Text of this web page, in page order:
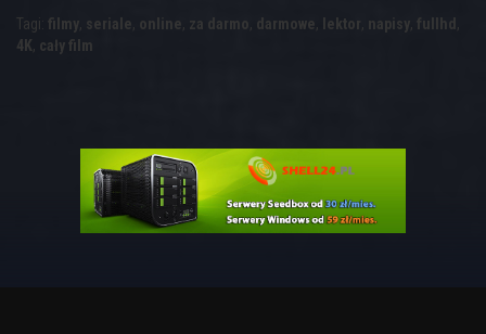
Tagi: filmy, seriale, online, za darmo, darmowe, lektor, napisy, fullhd ,
4K, cały film